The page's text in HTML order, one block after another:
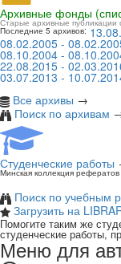
Архивные фонды
Старые архивные публикации
Последние 5 архивов:
08.02.2005 -
08.10.2004 -
22.08.2015 -
03.07.2013 -
Все архивы →
Поиск по архивам
Студенческие работы
Минская коллекция рефератов
Поиск по учебным
Загрузить на
Помогите таким же
студенческие работы,
Меню для